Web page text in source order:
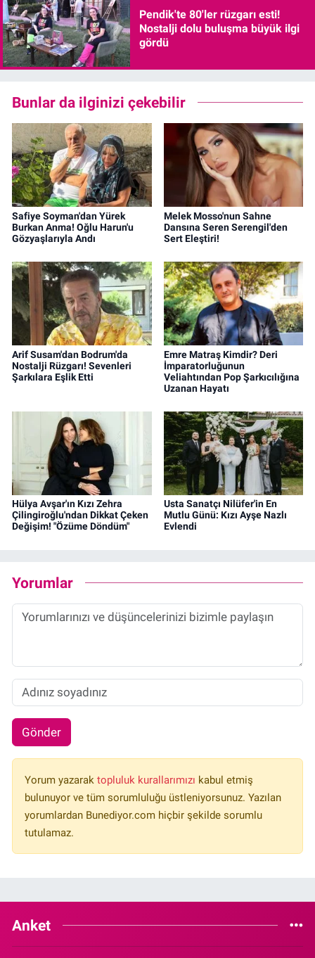
Pendik'te 80'ler rüzgarı esti!
Nostalji dolu buluşma büyük ilgi
gördü
Bunlar da ilginizi çekebilir
Safiye Soyman'dan Yürek
Burkan Anma! Oğlu Harun'u
Gözyaşlarıyla Andı
Melek Mosso'nun Sahne
Dansına Seren Serengil'den
Sert Eleştiri!
Arif Susam'dan Bodrum'da
Nostalji Rüzgarı! Sevenleri
Şarkılara Eşlik Etti
Emre Matraş Kimdir? Deri
İmparatorluğunun
Veliahtından Pop Şarkıcılığına
Uzanan Hayatı
Hülya Avşar'ın Kızı Zehra
Çilingiroğlu'ndan Dikkat Çeken
Değişim! "Özüme Döndüm"
Usta Sanatçı Nilüfer'in En
Mutlu Günü: Kızı Ayşe Nazlı
Evlendi
Yorumlar
Gönder
Yorum yazarak topluluk kurallarımızı kabul etmiş
bulunuyor ve tüm sorumluluğu üstleniyorsunuz. Yazılan
yorumlardan Bunediyor.com hiçbir şekilde sorumlu
tutulamaz.
Anket